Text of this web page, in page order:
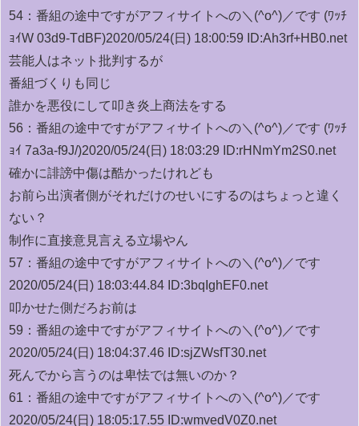
54： 番組の途中ですがアフィサイトへの＼(^o^)／です (ﾜｯﾁ
ｮｲW 03d9-TdBF)2020/05/24(日) 18:00:59 ID:Ah3rf+HB0.net
芸能人はネット批判するが
番組づくりも同じ
誰かを悪役にして叩き炎上商法をする
56： 番組の途中ですがアフィサイトへの＼(^o^)／です (ﾜｯﾁ
ｮｲ 7a3a-f9J/)2020/05/24(日) 18:03:29 ID:rHNmYm2S0.net
確かに誹謗中傷は酷かったけれども
お前ら出演者側がそれだけのせいにするのはちょっと違く
ない？
制作に直接意見言える立場やん
57： 番組の途中ですがアフィサイトへの＼(^o^)／です
2020/05/24(日) 18:03:44.84 ID:3bqIghEF0.net
叩かせた側だろお前は
59： 番組の途中ですがアフィサイトへの＼(^o^)／です
2020/05/24(日) 18:04:37.46 ID:sjZWsfT30.net
死んでから言うのは卑怯では無いのか？
61： 番組の途中ですがアフィサイトへの＼(^o^)／です
2020/05/24(日) 18:05:17.55 ID:wmvedV0Z0.net